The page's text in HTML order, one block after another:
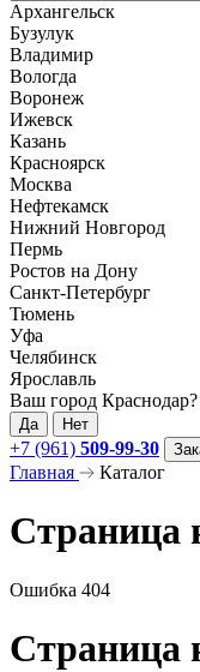
Архангельск
Бузулук
Владимир
Вологда
Воронеж
Ижевск
Казань
Красноярск
Москва
Нефтекамск
Нижний Новгород
Пермь
Ростов на Дону
Санкт-Петербург
Тюмень
Уфа
Челябинск
Ярославль
Ваш город Краснодар?
Да Нет
+7 (961) 509-99-30
Главная Каталог
Страница
Ошибка 404
Страница